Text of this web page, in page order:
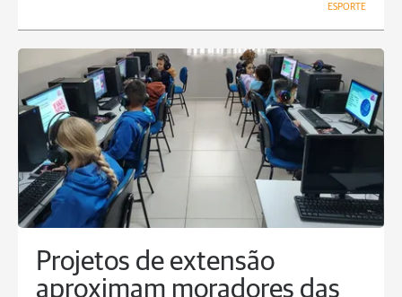
ESPORTE
Projetos de extensão
aproximam moradores das